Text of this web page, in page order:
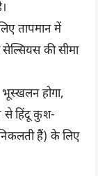
तापमान में
सेल्सियस की सीमा
होगा,
से हिंदू कुश-
निकलती हैं) के लिए